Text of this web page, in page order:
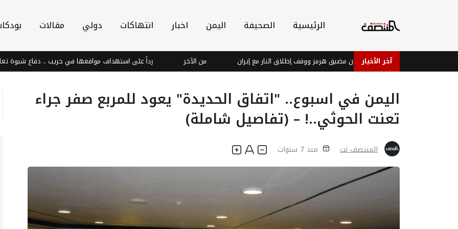
الرئيسية الصحيفة اليمن اخبار انتهاكات دولي مقالات
آخر الأخبار
اتفاق وشيك بشأن مضيق هرمز ووقف إطلاق النار مع إيران من الآخر رداً على استهداف مواقعها في حريب .. دفاع شبوة تعلن تنفيذ
اليمن في اسبوع.. "اتفاق الحديدة" يعود للمربع صفر جراء
تعنت الحوثي..! – (تفاصيل شاملة)
المنتصف نت منذ 7 سنوات